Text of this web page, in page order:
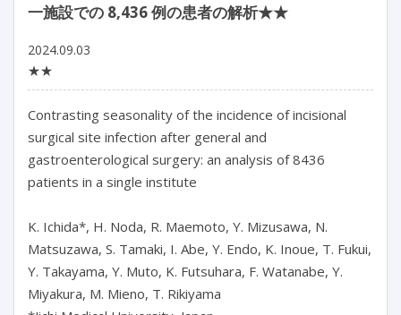
一施設での 8,436 例の患者の解析★★
2024.09.03
★★
Contrasting seasonality of the incidence of incisional
surgical site infection after general and
gastroenterological surgery: an analysis of 8436
patients in a single institute
K. Ichida*, H. Noda, R. Maemoto, Y. Mizusawa, N.
Matsuzawa, S. Tamaki, I. Abe, Y. Endo, K. Inoue, T. Fukui,
Y. Takayama, Y. Muto, K. Futsuhara, F. Watanabe, Y.
Miyakura, M. Mieno, T. Rikiyama